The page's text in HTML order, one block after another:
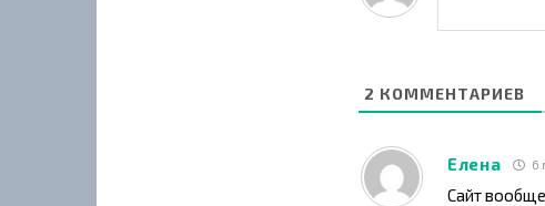
2 КОММЕНТАРИЕВ
Елена 6
Сайт